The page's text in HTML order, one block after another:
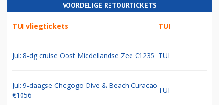
VOORDELIGE RETOURTICKETS
TUI vliegtickets TUI
Jul: 8-dg cruise Oost Middellandse Zee €1235 TUI
Jul: 9-daagse Chogogo Dive & Beach Curacao
€1056
TUI